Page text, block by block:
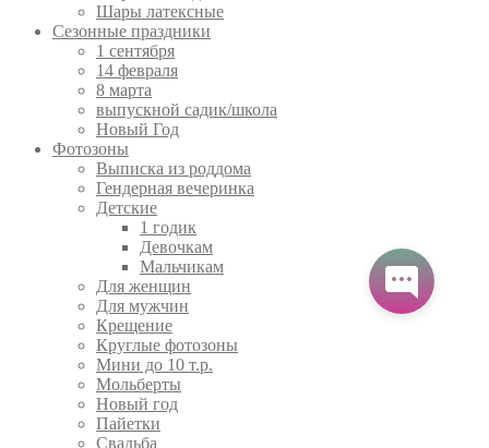
Шары латексные
Сезонные праздники
1 сентября
14 февраля
8 марта
выпускной садик/школа
Новый Год
Фотозоны
Выписка из роддома
Гендерная вечеринка
Детские
1 годик
Девочкам
Мальчикам
Для женщин
Для мужчин
Крещение
Круглые фотозоны
Мини до 10 т.р.
Мольберты
Новый год
Пайетки
Свадьба